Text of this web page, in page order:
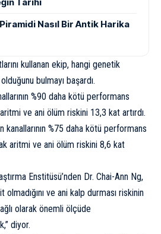
Nasıl Bir Antik Harika
kullanan ekip, hangi genetik
bulmayı başardı.
%90 daha kötü performans
ve ani ölüm riskini 13,3 kat artırdı.
%75 daha kötü performans
aritmi ve ani ölüm riskini 8,6 kat
Enstitüsü’nden Dr. Chai-Ann Ng,
olmadığını ve ani kalp durması riskinin
olarak önemli ölçüde
diyor.